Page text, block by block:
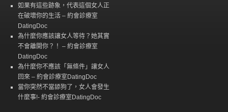
如果有這些跡象，代表這個女人正
在破壞你的生活 – 約會診療室
DatingDoc
為什麼你應該讓女人等待？她其實
不會離開你？！ – 約會診療室
DatingDoc
為什麼你不應該「無條件」讓女人
回來 – 約會診療室DatingDoc
當你突然不當舔狗了，女人會發生
什麼事!- 約會診療室DatingDoc